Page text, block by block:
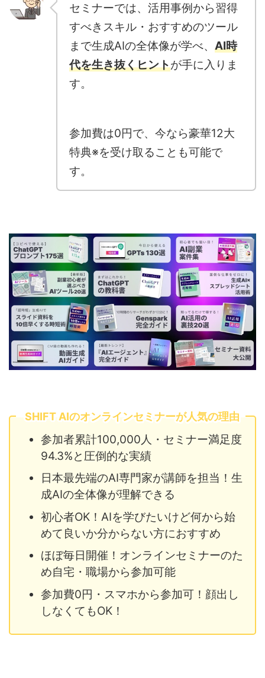
セミナーでは、活用事例から習得
すべきスキル・おすすめのツール
まで生成AIの全体像が学べ、 AI時
代を生き抜くヒントが手に入りま
す。
参加費は0円で、今なら豪華12大
特典※を受け取ることも可能で
す。
SHIFT AIのオンラインセミナーが人気の理由
参加者累計100,000人・セミナー満足度
94.3%と圧倒的な実績
日本最先端のAI専門家が講師を担当！生
成AIの全体像が理解できる
初心者OK！AIを学びたいけど何から始
めて良いか分からない方におすすめ
ほぼ毎日開催！オンラインセミナーのた
め自宅・職場から参加可能
参加費0円・スマホから参加可！顔出し
しなくてもOK！